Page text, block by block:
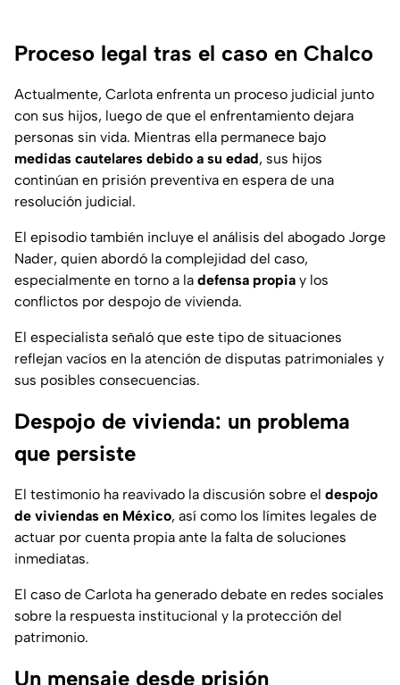
Proceso legal tras el caso en Chalco
Actualmente, Carlota enfrenta un proceso judicial junto
con sus hijos, luego de que el enfrentamiento dejara
personas sin vida. Mientras ella permanece bajo
medidas cautelares debido a su edad, sus hijos
continúan en prisión preventiva en espera de una
resolución judicial.
El episodio también incluye el análisis del abogado Jorge
Nader, quien abordó la complejidad del caso,
especialmente en torno a la defensa propia y los
conflictos por despojo de vivienda.
El especialista señaló que este tipo de situaciones
reflejan vacíos en la atención de disputas patrimoniales y
sus posibles consecuencias.
Despojo de vivienda: un problema
que persiste
El testimonio ha reavivado la discusión sobre el despojo
de viviendas en México, así como los límites legales de
actuar por cuenta propia ante la falta de soluciones
inmediatas.
El caso de Carlota ha generado debate en redes sociales
sobre la respuesta institucional y la protección del
patrimonio.
Un mensaje desde prisión